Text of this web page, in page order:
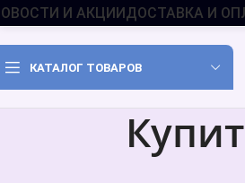
И АКЦИИДОСТАВКА И
КАТАЛОГ ТОВАРОВ